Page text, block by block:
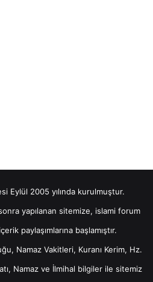
Eylül 2005 yılında kurulmuştur.
yapılanan sitemize, islami forum
paylaşımlarına başlamıştır.
Namaz Vakitleri, Kuranı Kerim, Hz.
Namaz ve İlmihal bilgiler ile sitemiz